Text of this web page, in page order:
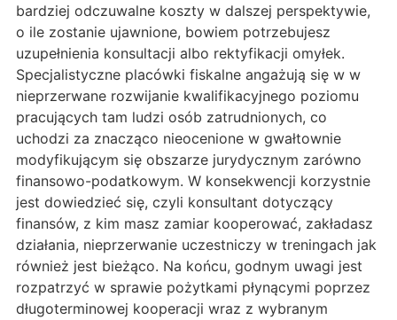
bardziej odczuwalne koszty w dalszej perspektywie,
o ile zostanie ujawnione, bowiem potrzebujesz
uzupełnienia konsultacji albo rektyfikacji omyłek.
Specjalistyczne placówki fiskalne angażują się w w
nieprzerwane rozwijanie kwalifikacyjnego poziomu
pracujących tam ludzi osób zatrudnionych, co
uchodzi za znacząco nieocenione w gwałtownie
modyfikującym się obszarze jurydycznym zarówno
finansowo-podatkowym. W konsekwencji korzystnie
jest dowiedzieć się, czyli konsultant dotyczący
finansów, z kim masz zamiar kooperować, zakładasz
działania, nieprzerwanie uczestniczy w treningach jak
również jest bieżąco. Na końcu, godnym uwagi jest
rozpatrzyć w sprawie pożytkami płynącymi poprzez
długoterminowej kooperacji wraz z wybranym